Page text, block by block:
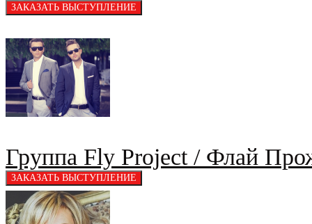
Группа Fly Project / Флай